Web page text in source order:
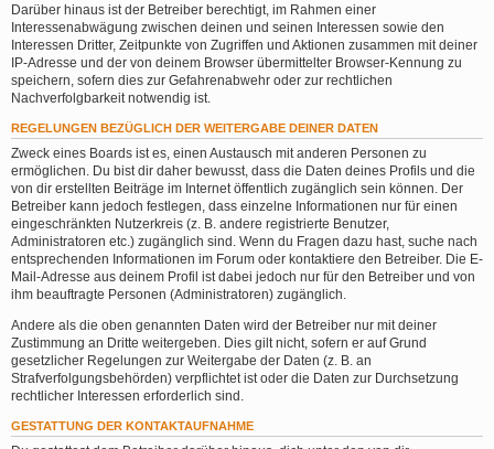
Darüber hinaus ist der Betreiber berechtigt, im Rahmen einer
Interessenabwägung zwischen deinen und seinen Interessen sowie den
Interessen Dritter, Zeitpunkte von Zugriffen und Aktionen zusammen mit deiner
IP-Adresse und der von deinem Browser übermittelter Browser-Kennung zu
speichern, sofern dies zur Gefahrenabwehr oder zur rechtlichen
Nachverfolgbarkeit notwendig ist.
REGELUNGEN BEZÜGLICH DER WEITERGABE DEINER DATEN
Zweck eines Boards ist es, einen Austausch mit anderen Personen zu
ermöglichen. Du bist dir daher bewusst, dass die Daten deines Profils und die
von dir erstellten Beiträge im Internet öffentlich zugänglich sein können. Der
Betreiber kann jedoch festlegen, dass einzelne Informationen nur für einen
eingeschränkten Nutzerkreis (z. B. andere registrierte Benutzer,
Administratoren etc.) zugänglich sind. Wenn du Fragen dazu hast, suche nach
entsprechenden Informationen im Forum oder kontaktiere den Betreiber. Die E-
Mail-Adresse aus deinem Profil ist dabei jedoch nur für den Betreiber und von
ihm beauftragte Personen (Administratoren) zugänglich.
Andere als die oben genannten Daten wird der Betreiber nur mit deiner
Zustimmung an Dritte weitergeben. Dies gilt nicht, sofern er auf Grund
gesetzlicher Regelungen zur Weitergabe der Daten (z. B. an
Strafverfolgungsbehörden) verpflichtet ist oder die Daten zur Durchsetzung
rechtlicher Interessen erforderlich sind.
GESTATTUNG DER KONTAKTAUFNAHME